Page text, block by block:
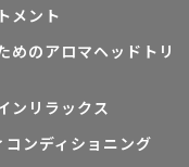
メント
めのアロマヘッドトリ
ンリラックス
コンディショニング